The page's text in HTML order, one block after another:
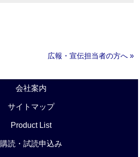
広報・宣伝担当者の方へ »
会社案内
サイトマップ
Product List
購読・試読申込み